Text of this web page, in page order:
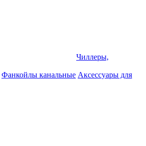
Чиллеры,
Фанкойлы канальные Аксессуары для